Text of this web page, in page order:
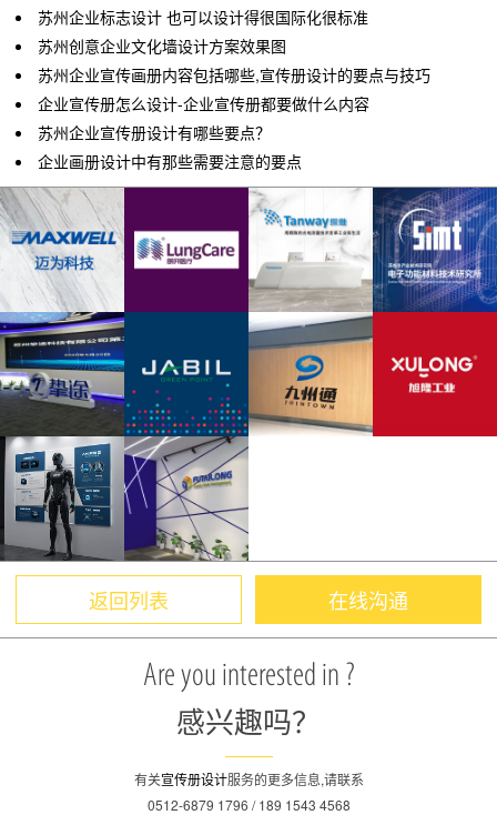
苏州企业标志设计 也可以设计得很国际化很标准
苏州创意企业文化墙设计方案效果图
苏州企业宣传画册内容包括哪些,宣传册设计的要点与技巧
企业宣传册怎么设计-企业宣传册都要做什么内容
苏州企业宣传册设计有哪些要点？
企业画册设计中有那些需要注意的要点
返回列表 在线沟通
Are you interested in ?
感兴趣吗？
有关宣传册设计服务的更多信息,请联系
0512-6879 1796 / 189 1543 4568